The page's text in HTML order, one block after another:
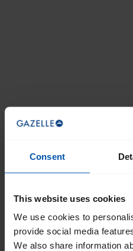
Consent
This website uses cookies
We use cookies to
provide social media
We also share information